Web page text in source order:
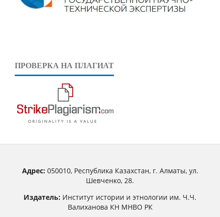
ПРОВЕРКА НА ПЛАГИАТ
Адрес:050010, Республика Казахстан, г. Алматы, ул.
Шевченко, 28.
Издатель: Институт истории и этнологии им. Ч.Ч.
Валиханова КН МНВО РК